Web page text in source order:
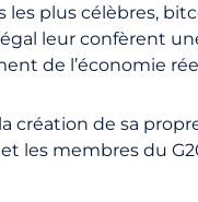
plus célèbres,
leur confèrent
de l’économie
création de sa
les membres du